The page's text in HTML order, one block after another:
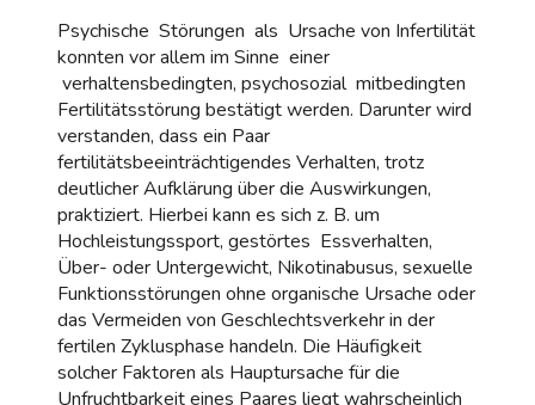
Psychische Störungen als Ursache von Infertilität
konnten vor allem im Sinne einer
verhaltensbedingten, psychosozial mitbedingten
Fertilitätsstörung bestätigt werden. Darunter wird
verstanden, dass ein Paar
fertilitätsbeeinträchtigendes Verhalten, trotz
deutlicher Aufklärung über die Auswirkungen,
praktiziert. Hierbei kann es sich z. B. um
Hochleistungssport, gestörtes Essverhalten,
Über- oder Untergewicht, Nikotinabusus, sexuelle
Funktionsstörungen ohne organische Ursache oder
das Vermeiden von Geschlechtsverkehr in der
fertilen Zyklusphase handeln. Die Häufigkeit
solcher Faktoren als Hauptursache für die
Unfruchtbarkeit eines Paares liegt wahrscheinlich